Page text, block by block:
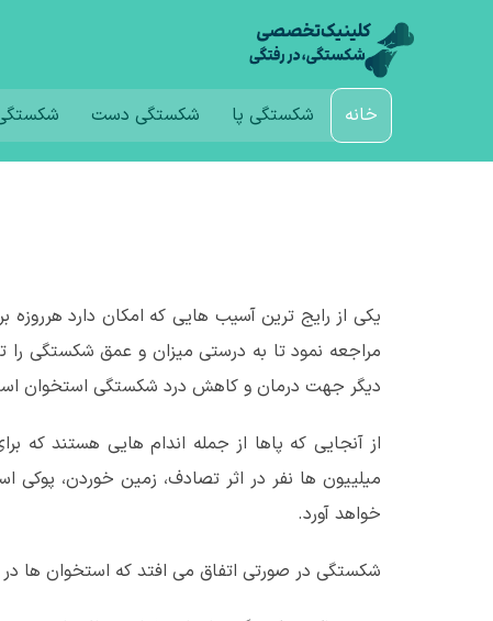
خانه شکستگی پا شکستگی دست
یکی از رایج ترین آسیب هایی که امکان دارد
مراجعه نمود تا به درستی میزان و عمق شکستگی را
دیگر جهت درمان و کاهش درد شکستگی استخوان
از آنجایی که پاها از جمله اندام هایی هستند که
میلییون ها نفر در اثر تصادف، زمین خوردن،
خواهد آورد.
شکستگی در صورتی اتفاق می افتد که استخوان ها